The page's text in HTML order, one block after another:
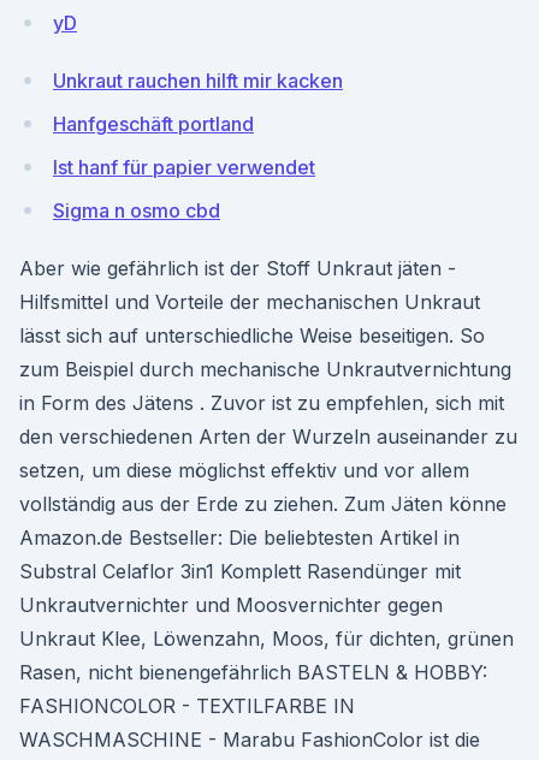
yD
Unkraut rauchen hilft mir kacken
Hanfgeschäft portland
Ist hanf für papier verwendet
Sigma n osmo cbd
Aber wie gefährlich ist der Stoff Unkraut jäten -
Hilfsmittel und Vorteile der mechanischen Unkraut
lässt sich auf unterschiedliche Weise beseitigen. So
zum Beispiel durch mechanische Unkrautvernichtung
in Form des Jätens . Zuvor ist zu empfehlen, sich mit
den verschiedenen Arten der Wurzeln auseinander zu
setzen, um diese möglichst effektiv und vor allem
vollständig aus der Erde zu ziehen. Zum Jäten könne
Amazon.de Bestseller: Die beliebtesten Artikel in
Substral Celaflor 3in1 Komplett Rasendünger mit
Unkrautvernichter und Moosvernichter gegen
Unkraut Klee, Löwenzahn, Moos, für dichten, grünen
Rasen, nicht bienengefährlich BASTELN & HOBBY:
FASHIONCOLOR - TEXTILFARBE IN
WASCHMASCHINE - Marabu FashionColor ist die